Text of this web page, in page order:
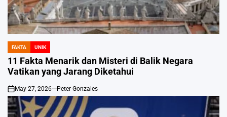
POSTED
IN
FAKTA UNIK
11 Fakta Menarik dan Misteri di Balik Negara
Vatikan yang Jarang Diketahui
on
May 27, 2026 Peter Gonzales